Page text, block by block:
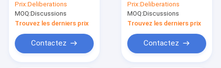
Prix:Deliberations
MOQ:Discussions
Trouvez les derniers prix
Contactez
Prix:Deliberations
MOQ:Discussions
Trouvez les derniers prix
Contactez